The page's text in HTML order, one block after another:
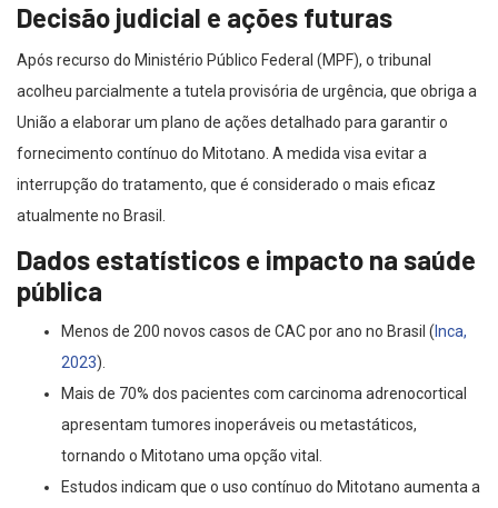
Decisão judicial e ações futuras
Após recurso do Ministério Público Federal (MPF), o tribunal
acolheu parcialmente a tutela provisória de urgência, que obriga a
União a elaborar um plano de ações detalhado para garantir o
fornecimento contínuo do Mitotano. A medida visa evitar a
interrupção do tratamento, que é considerado o mais eficaz
atualmente no Brasil.
Dados estatísticos e impacto na saúde
pública
Menos de 200 novos casos de CAC por ano no Brasil ( Inca,
2023).
Mais de 70% dos pacientes com carcinoma adrenocortical
apresentam tumores inoperáveis ou metastáticos,
tornando o Mitotano uma opção vital.
Estudos indicam que o uso contínuo do Mitotano aumenta a